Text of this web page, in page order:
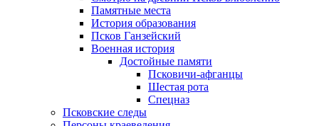
Памятные места
История образования
Псков Ганзейский
Военная история
Достойные памяти
Псковичи-афганцы
Шестая рота
Спецназ
Псковские следы